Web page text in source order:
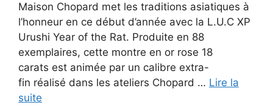
Maison Chopard met les traditions asiatiques à
l’honneur en ce début d’année avec la L.U.C XP
Urushi Year of the Rat. Produite en 88
exemplaires, cette montre en or rose 18
carats est animée par un calibre extra-
fin réalisé dans les ateliers Chopard … Lire la
suite